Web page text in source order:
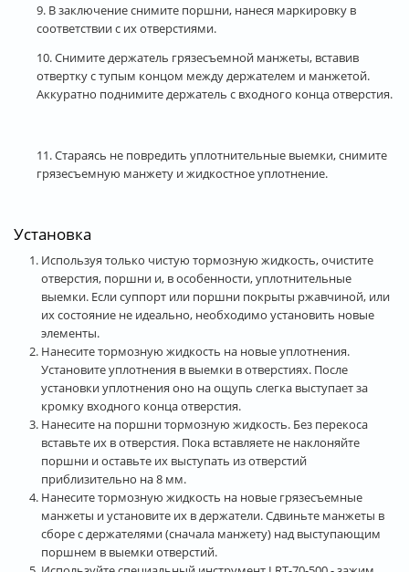
9. В заключение снимите поршни, нанеся маркировку в
соответствии с их отверстиями.
10. Снимите держатель грязесъемной манжеты, вставив
отвертку с тупым концом между держателем и манжетой.
Аккуратно поднимите держатель с входного конца отверстия.
11. Стараясь не повредить уплотнительные выемки, снимите
грязесъемную манжету и жидкостное уплотнение.
Установка
Используя только чистую тормозную жидкость, очистите
отверстия, поршни и, в особенности, уплотнительные
выемки. Если суппорт или поршни покрыты ржавчиной, или
их состояние не идеально, необходимо установить новые
элементы.
Нанесите тормозную жидкость на новые уплотнения.
Установите уплотнения в выемки в отверстиях. После
установки уплотнения оно на ощупь слегка выступает за
кромку входного конца отверстия.
Нанесите на поршни тормозную жидкость. Без перекоса
вставьте их в отверстия. Пока вставляете не наклоняйте
поршни и оставьте их выступать из отверстий
приблизительно на 8 мм.
Нанесите тормозную жидкость на новые грязесъемные
манжеты и установите их в держатели. Сдвиньте манжеты в
сборе с держателями (сначала манжету) над выступающим
поршнем в выемки отверстий.